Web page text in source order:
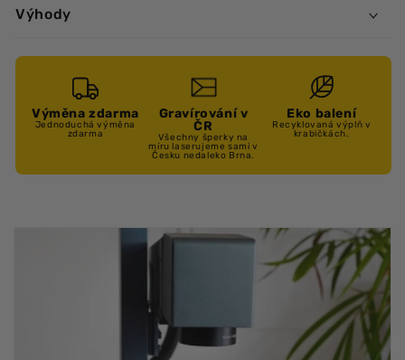
Výhody
Výměna zdarma
Jednoduchá výměna
zdarma
Gravírování v
ČR
Všechny šperky na
míru laserujeme sami v
Česku nedaleko Brna.
Eko balení
Recyklovaná výplň v
krabičkách.